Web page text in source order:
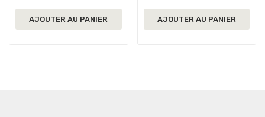
AJOUTER AU PANIER AJOUTER AU PANIER